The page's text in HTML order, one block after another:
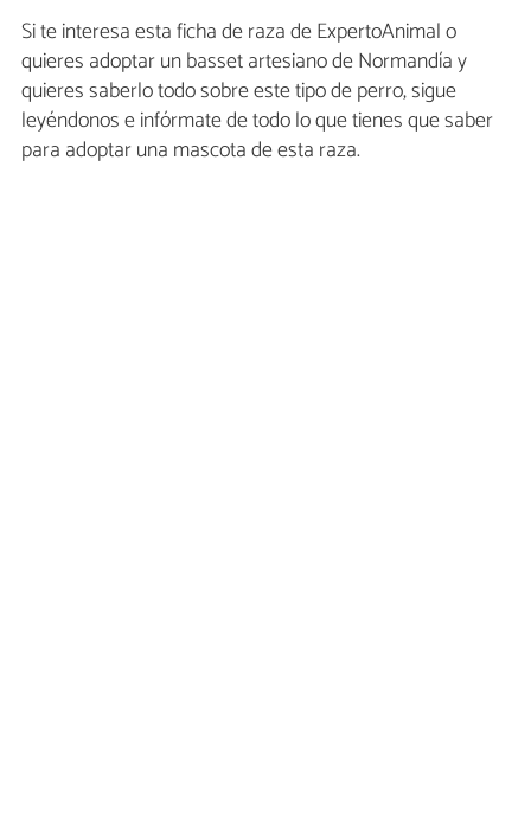
Si te interesa esta ficha de raza de ExpertoAnimal o
quieres adoptar un basset artesiano de Normandía y
quieres saberlo todo sobre este tipo de perro, sigue
leyéndonos e infórmate de todo lo que tienes que saber
para adoptar una mascota de esta raza.